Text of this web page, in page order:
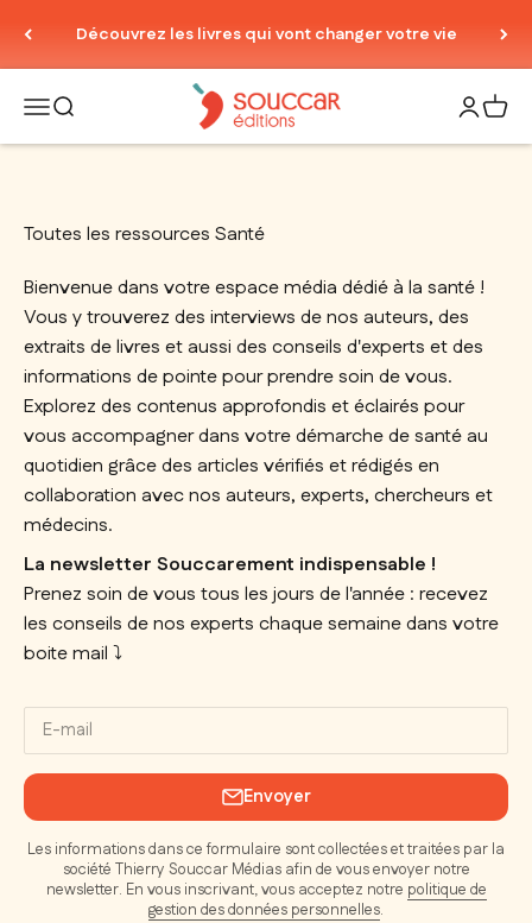
Découvrez les livres qui vont changer votre vie
Ouvrir la navigation
Ouvrir la rechercheThierry Souccar Editions Ouvrir
Voir
Toutes les ressources Santé
Bienvenue dans votre espace média dédié à la santé !
Vous y trouverez des interviews de nos auteurs, des
extraits de livres et aussi des conseils d'experts et des
informations de pointe pour prendre soin de vous.
Explorez des contenus approfondis et éclairés pour
vous accompagner dans votre démarche de santé au
quotidien grâce des articles vérifiés et rédigés en
collaboration avec nos auteurs, experts, chercheurs et
médecins.
La newsletter Souccarement indispensable !
Prenez soin de vous tous les jours de l'année : recevez
les conseils de nos experts chaque semaine dans votre
boite mail ⤵️
E-mail
Envoyer
Les informations dans ce formulaire sont collectées et traitées par la
société Thierry Souccar Médias afin de vous envoyer notre
newsletter. En vous inscrivant, vous acceptez notre politique de
gestion des données personnelles.